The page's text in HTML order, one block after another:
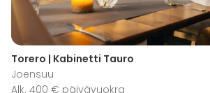
Torero | Kabinetti Tauro
Joensuu
Alk. 400 € päivävuokra